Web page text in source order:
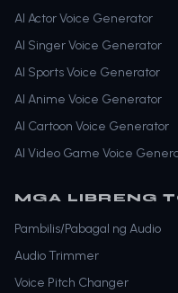
AI Actor Voice Generator
AI Singer Voice Generator
AI Sports Voice Generator
AI Anime Voice Generator
AI Cartoon Voice Generator
AI Video Game Voice
MGA LIBRENG
Pambilis/Pabagal ng Audio
Audio Trimmer
Voice Pitch Changer